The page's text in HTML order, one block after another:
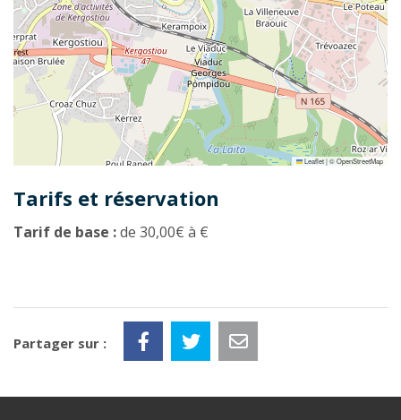
Leaflet|©OpenStreetMap
Tarifs et réservation
Tarif de base :de 30,00€ à €
Partager sur :